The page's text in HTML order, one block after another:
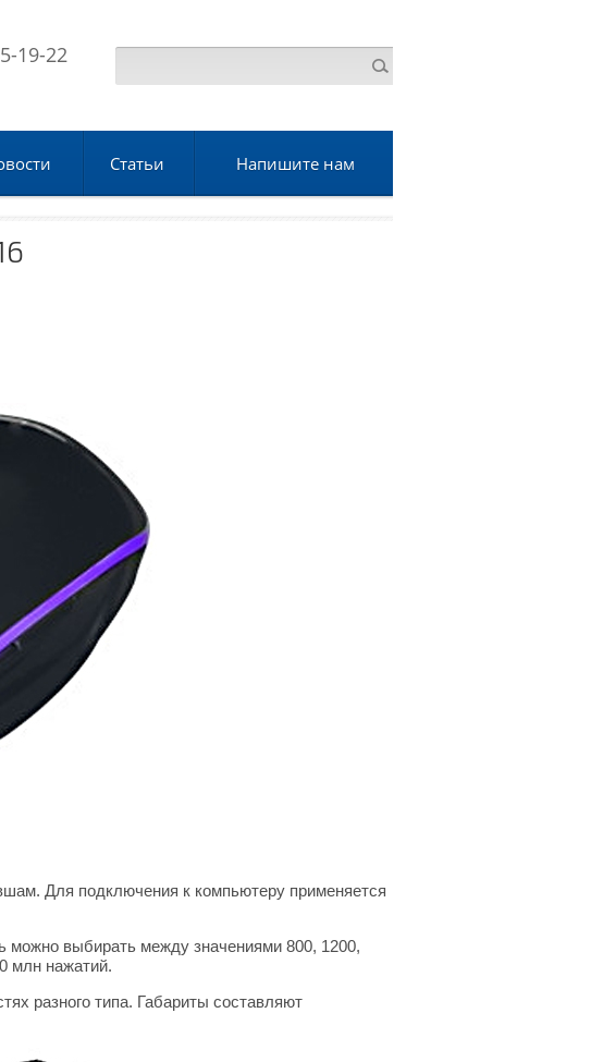
19-22
Статьи Напишите нам
Для подключения к компьютеру применяется
можно выбирать между значениями 800, 1200,
млн нажатий.
разного типа. Габариты составляют